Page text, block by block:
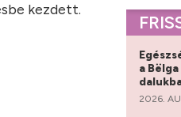
kezdett.
a
2026.